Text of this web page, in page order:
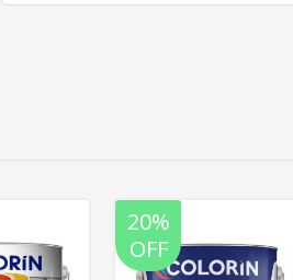
20%
OFF